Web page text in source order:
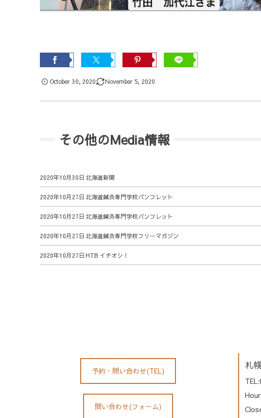
October 30, 2020 November 5, 2020
その他のMedia情報
2020年10月30日 北海道新聞
2020年10月27日 北海道鍼灸専門学校パンフレット
2020年10月27日 北海道鍼灸専門学校パンフレット
2020年10月27日 北海道鍼灸専門学校フリーマガジン
2020年10月27日 HTB イチオシ！
予約・問い合わせ(TEL)
問い合わせ(フォーム)
札